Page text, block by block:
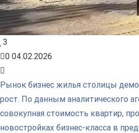
3
0 04.02.2026
Рынок бизнес жилья столицы
рост. По данным аналитического
совокупная стоимость квартир,
новостройках бизнес-класса в